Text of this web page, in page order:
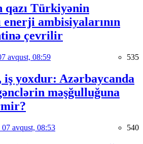
qazı Türkiyənin
enerji ambisiyalarının
çevrilir
avqust, 08:59 535
yoxdur: Azərbaycanda
məşğulluğuna
07 avqust, 08:53 540